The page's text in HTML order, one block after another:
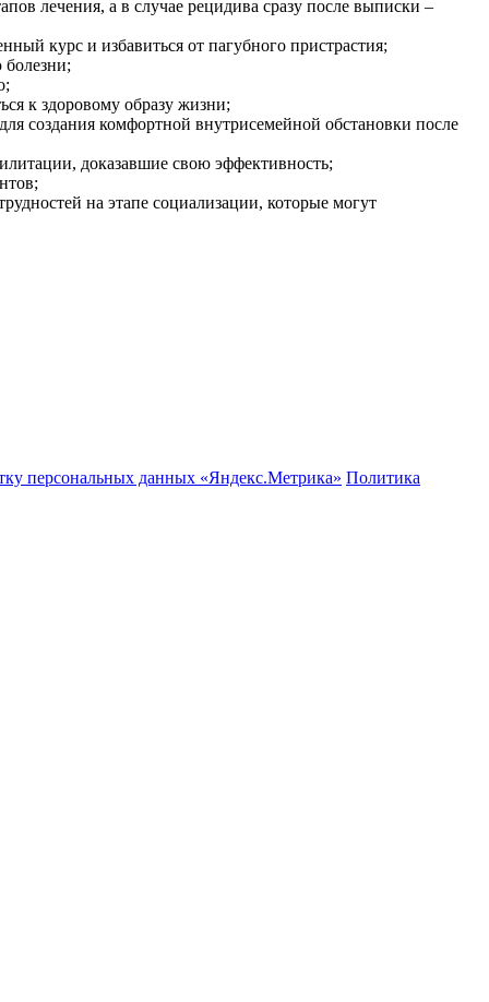
лечения, а в случае рецидива сразу после выписки –
курс и избавиться от пагубного пристрастия;
к здоровому образу жизни;
создания комфортной внутрисемейной обстановки после
доказавшие свою эффективность;
на этапе социализации, которые могут
персональных данных «Яндекс.Метрика» Политика